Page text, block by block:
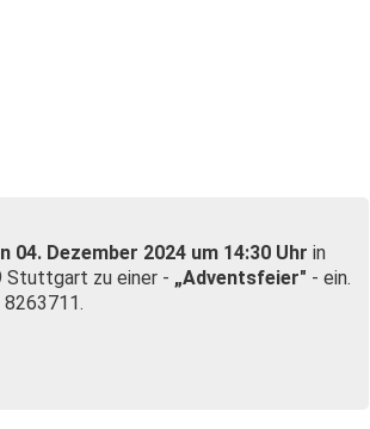
04. Dezember 2024 um 14:30 Uhr in
Stuttgart zu einer - „Adventsfeier" - ein.